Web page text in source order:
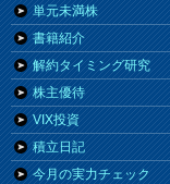
単元未満株
書籍紹介
解約タイミング研究
株主優待
VIX投資
積立日記
今月の実力チェック